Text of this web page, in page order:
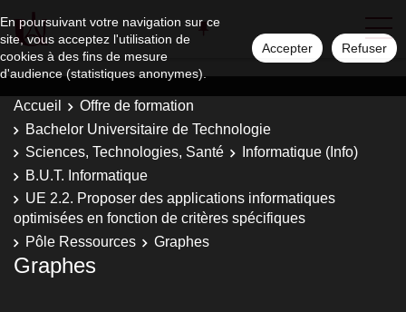
En poursuivant votre navigation sur ce
site, vous acceptez l'utilisation de
cookies à des fins de mesure
d'audience (statistiques anonymes).
Accepter Refuser
Accueil
Offre de formation
Bachelor Universitaire de Technologie
Sciences, Technologies, Santé
Informatique (Info)
B.U.T. Informatique
UE 2.2. Proposer des applications informatiques
optimisées en fonction de critères spécifiques
Pôle Ressources
Graphes
Graphes